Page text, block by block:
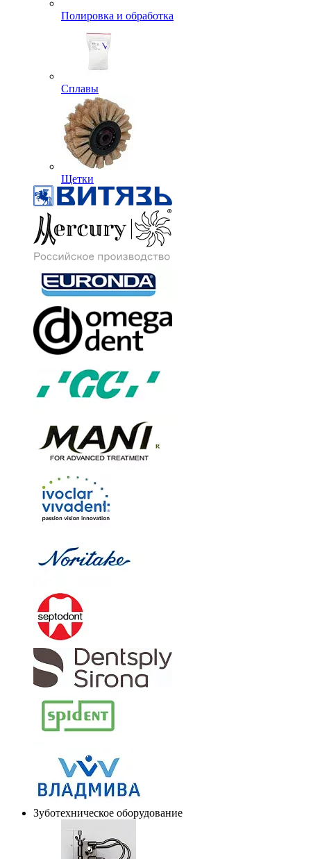
Полировка и обработка
Сплавы
Щетки
Зуботехническое оборудование